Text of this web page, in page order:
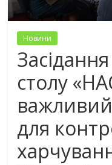
Новини
столу
для